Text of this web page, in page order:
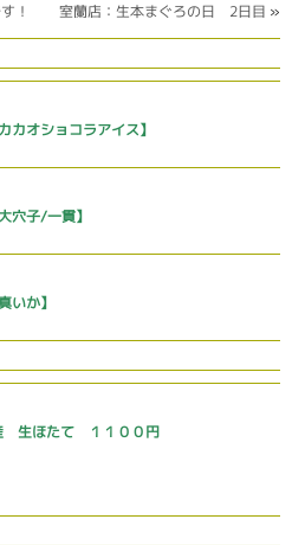
！ 室蘭店：生本まぐろの日 2日目 »
カオショコラアイス】
穴子/一貫】
いか】
生ほたて １１００円